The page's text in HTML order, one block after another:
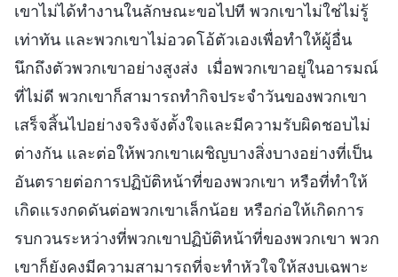
เขาไม่ได้ทำงานในลักษณะขอไปที พวกเขาไม่ใช่ไม่รู้
เท่าทัน และพวกเขาไม่อวดโอ้ตัวเองเพื่อทำให้ผู้อื่น
นึกถึงตัวพวกเขาอย่างสูงส่ง เมื่อพวกเขาอยู่ในอารมณ์
ที่ไม่ดี พวกเขาก็สามารถทำกิจประจำวันของพวกเขา
เสร็จสิ้นไปอย่างจริงจังตั้งใจและมีความรับผิดชอบไม่
ต่างกัน และต่อให้พวกเขาเผชิญบางสิ่งบางอย่างที่เป็น
อันตรายต่อการปฏิบัติหน้าที่ของพวกเขา หรือที่ทำให้
เกิดแรงกดดันต่อพวกเขาเล็กน้อย หรือก่อให้เกิดการ
รบกวนระหว่างที่พวกเขาปฏิบัติหน้าที่ของพวกเขา พวก
เขาก็ยังคงมีความสามารถที่จะทำหัวใจให้สงบเฉพาะ